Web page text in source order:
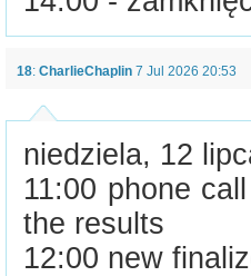
18: CharlieChaplin 7 Jul 2026 20:53
niedziela, 12
11:00 phone
the results
12:00 new